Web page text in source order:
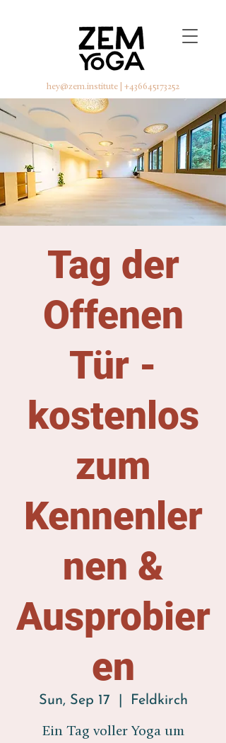
hey@zem.institute| +436645173252
Tag der
Offenen
Tür -
kostenlos
zum
Kennenler
nen &
Ausprobier
en
Sun, Sep 17 Feldkirch
Ein Tag voller Yoga um